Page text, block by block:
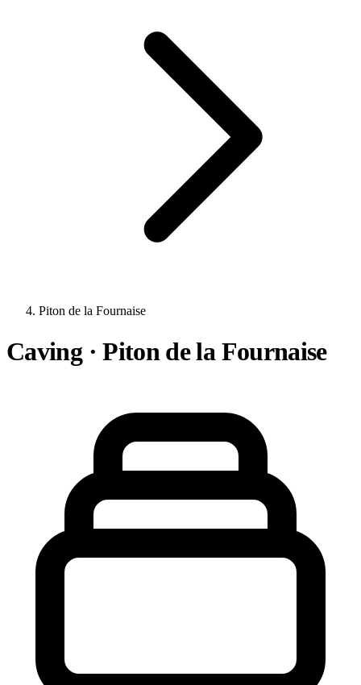
Piton de la Fournaise
Caving · Piton de la Fournaise